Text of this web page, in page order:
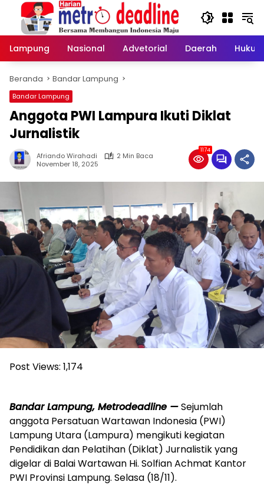
Langsung
konten
Lampung
Nasional Advetorial Daerah Hukum
Beranda Bandar Lampung
Bandar Lampung
Anggota PWI Lampura Ikuti Diklat
Jurnalistik
Afriando Wirahadi
2 Min Baca
November 18, 2025
1174
Post Views: 1,174
Bandar Lampung, Metrodeadline —Sejumlah
anggota Persatuan Wartawan Indonesia (PWI)
Lampung Utara (Lampura) mengikuti kegiatan
Pendidikan dan Pelatihan (Diklat) Jurnalistik yang
digelar di Balai Wartawan Hi. Solfian Achmat Kantor
PWI Provinsi Lampung. Selasa (18/11).